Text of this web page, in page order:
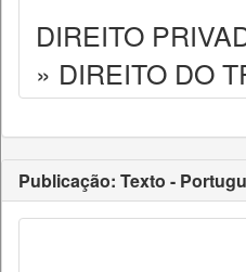
DIREITO
» DIREITO DO
Publicação: Texto -